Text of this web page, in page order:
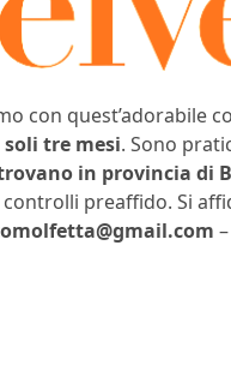
con quest’adorabile
tre mesi. Sono
in provincia di
preaffido. Si
–